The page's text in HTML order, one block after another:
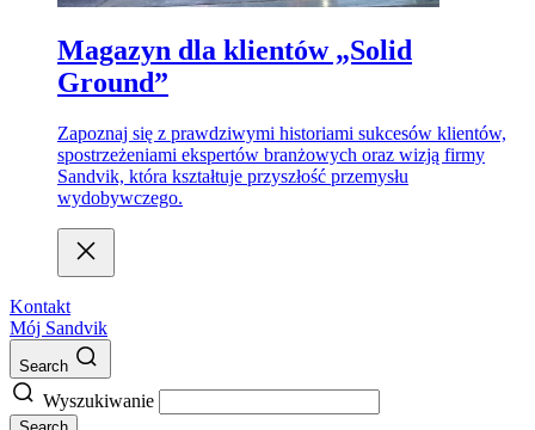
Magazyn dla klientów „Solid
Ground”
Zapoznaj się z prawdziwymi historiami sukcesów klientów,
spostrzeżeniami ekspertów branżowych oraz wizją firmy
Sandvik, która kształtuje przyszłość przemysłu
wydobywczego.
Kontakt
Mój Sandvik
Search
Wyszukiwanie